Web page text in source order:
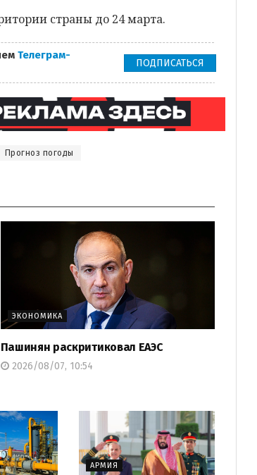
страны до 24 марта.
Телеграм-
ПОДПИСАТЬСЯ
Прогноз погоды
ЭКОНОМИКА
Пашинян раскритиковал ЕАЭС
2026/08/07, 10:54
АРМИЯ